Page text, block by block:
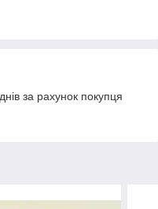
за рахунок покупця